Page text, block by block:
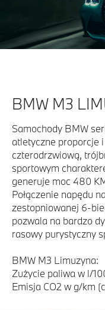
BMW M3
Samochody BMW
atletyczne proporcje
czterodrzwiową,
sportowym
generuje moc 480
Połączenie napędu
zestopniowanej 6-
pozwala na bardzo
rasowy purystyczny
BMW M3 Limuzyna:
Zużycie paliwa w l/
Emisja CO2 w g/km